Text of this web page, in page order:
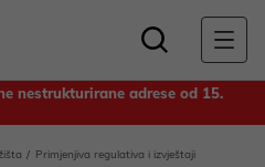
nestrukturirane adrese od 15.
Primjenjiva regulativa i izvještaji